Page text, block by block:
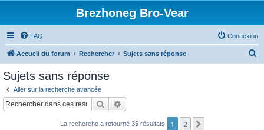
Brezhoneg Bro-Vear
FAQ Connexion
Accueil du forum Rechercher Sujets sans réponse
Sujets sans réponse
Aller sur la recherche avancée
Rechercher
La recherche a retourné 35 résultats 1 2